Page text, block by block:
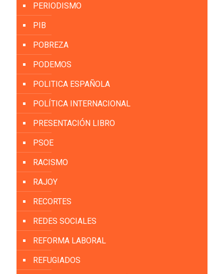
PERIODISMO
PIB
POBREZA
PODEMOS
POLITICA ESPAÑOLA
POLÍTICA INTERNACIONAL
PRESENTACIÓN LIBRO
PSOE
RACISMO
RAJOY
RECORTES
REDES SOCIALES
REFORMA LABORAL
REFUGIADOS